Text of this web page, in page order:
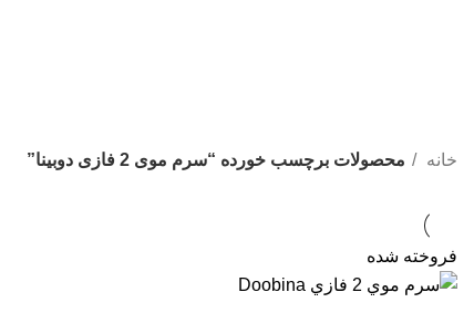
خانه محصولات برچسب خورده “سرم موی 2 فازی دوبینا”
فروخته شده